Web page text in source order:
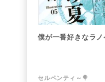
僕が一番好きなラノ
セルペンティ～🍭